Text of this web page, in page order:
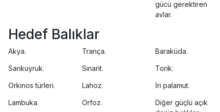
gücü gerektiren
avlar.
Hedef Balıklar
Akya.
Sarıkuyruk.
Orkinos türleri.
Lambuka.
Trança.
Sinarit.
Lahoz.
Orfoz.
Baraküda.
Torik.
İri palamut.
Diğer güçlü açık